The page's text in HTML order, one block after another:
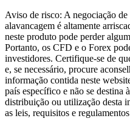
Aviso de risco: A negociação
alavancagem é altamente
neste produto pode perder
Portanto, os CFD e o Forex
investidores. Certifique-se de
e, se necessário, procure
informação contida neste
país específico e não se destina
distribuição ou utilização desta
as leis, requisitos e